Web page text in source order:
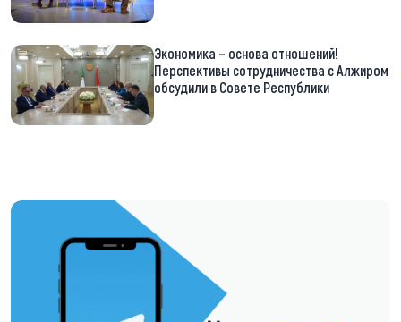
Экономика – основа отношений!
Перспективы сотрудничества с Алжиром
обсудили в Совете Республики
https://t.me/minskctvby